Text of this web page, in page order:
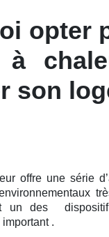
opter
à
son
offre une série
un des
.